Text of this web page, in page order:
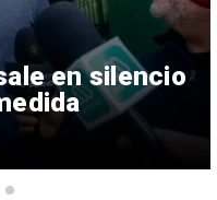
en silencio